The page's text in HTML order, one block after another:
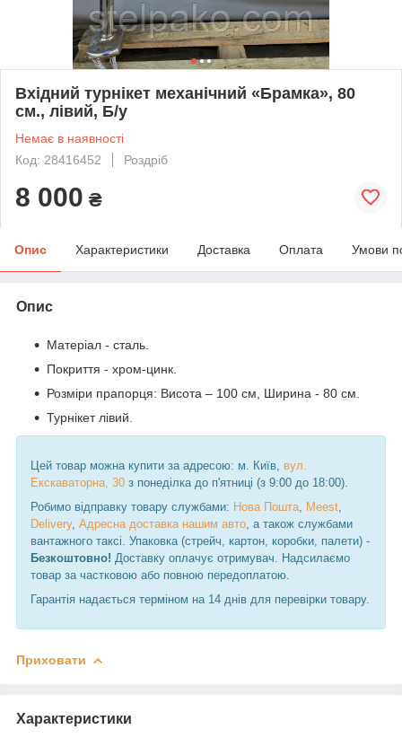
Вхідний турнікет механічний «Брамка», 80
см., лівий, Б/у
Немає в наявності
Код: 28416452
Роздріб
8 000 ₴
Опис Характеристики Доставка Оплата Умови
Опис
Матеріал - сталь.
Покриття - хром-цинк.
Розміри прапорця: Висота – 100 см, Ширина - 80 см.
Турнікет лівий.
Цей товар можна купити за адресою: м. Київ, вул.
Екскаваторна, 30 з понеділка до п'ятниці (з 9:00 до 18:00).
Робимо відправку товару службами: Нова Пошта Meest
Delivery, Адресна доставка нашим авто , а також службами
вантажного таксі. Упаковка (стрейч, картон, коробки, палети) -
Безкоштовно! Доставку оплачує отримувач. Надсилаємо
товар за частковою або повною передоплатою.
Гарантія надається терміном на 14 днів для перевірки товару.
Приховати
Характеристики